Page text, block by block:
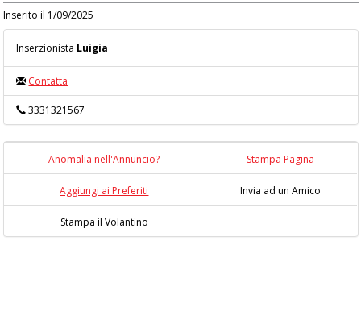
Inserito il 1/09/2025
Inserzionista Luigia
Contatta
3331321567
Anomalia nell'Annuncio? Stampa Pagina
Aggiungi ai Preferiti Invia ad un Amico
Stampa il Volantino